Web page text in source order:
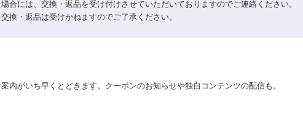
には、交換・返品を受け付けさせていただいておりますのでご連絡ください。
換・返品は受けかねますのでご了承ください。
がいち早くとどきます。クーポンのお知らせや独自コンテンツの配信も。